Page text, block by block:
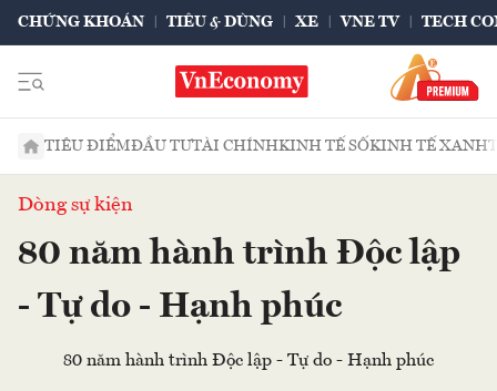
CHỨNG KHOÁN TIÊU & DÙNG XE VNE TV TECH
TIÊU ĐIỂMĐẦU TƯTÀI CHÍNHKINH TẾ SỐKINH TẾ XANH
Dòng sự kiện
80 năm hành trình Độc lập
- Tự do - Hạnh phúc
80 năm hành trình Độc lập - Tự do - Hạnh phúc